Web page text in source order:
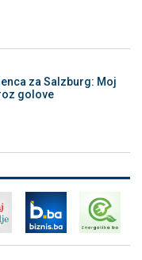
za Salzburg: Moj
golove